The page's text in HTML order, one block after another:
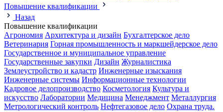
Повышение квалификации
Назад
Повышение квалификации
Агрономия Архитектура и дизайн Бухгалтерское дело
Ветеринария Горная промышленность и маркшейдерское дело
Государственное и муниципальное управление
Государственные закупки Дизайн Журналистика
Землеустройство и кадастр Инженерные изыскания
Инженерные системы Информационные технологии
Кадровое делопроизводство Косметология Культура и
искусство Лаборатории Медицина Менеджмент Металлургия
Метрологический контроль Нефтегазовое дело Охрана труда.